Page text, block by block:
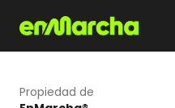
Propiedad de